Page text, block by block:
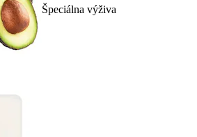
Špeciálna výživa